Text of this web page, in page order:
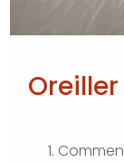
Oreiller